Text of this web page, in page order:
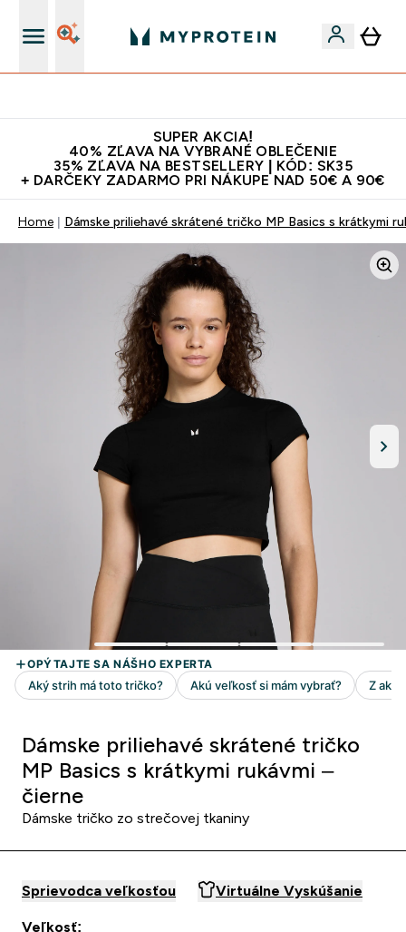
SUPER AKCIA!
40% ZĽAVA NA VYBRANÉ OBLEČENIE
35% ZĽAVA NA BESTSELLERY | KÓD: SK35
+ DARČEKY ZADARMO PRI NÁKUPE NAD 50€ A 90€
Home Dámske priliehavé skrátené tričko MP Basics s krátkymi
Dámske priliehavé skrátené tričko
MP Basics s krátkymi rukávmi –
čierne
Dámske tričko zo strečovej tkaniny
Sprievodca veľkosťou Virtuálne Vyskúšanie
Veľkosť: